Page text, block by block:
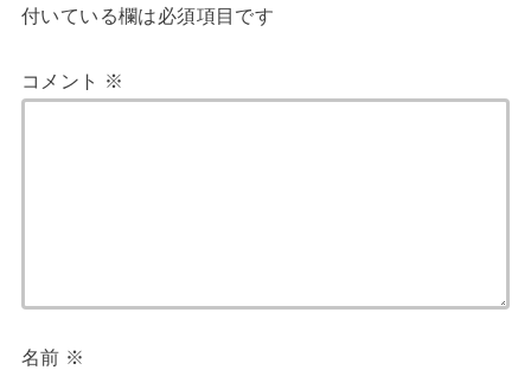
付いている欄は必須項目です
コメント ※
名前 ※